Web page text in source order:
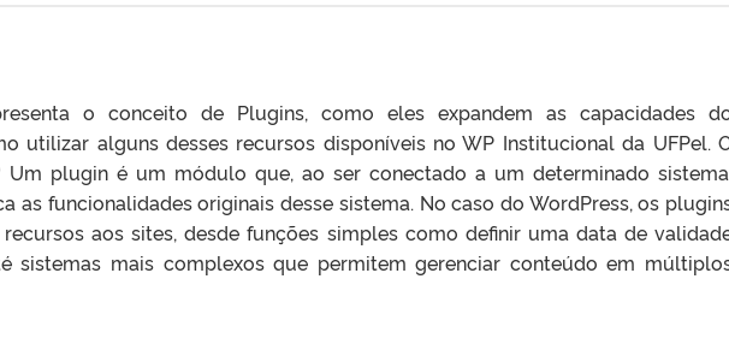
o conceito de Plugins, como eles expandem as capacidades
utilizar alguns desses recursos disponíveis no WP Institucional da UFPel.
Um plugin é um módulo que, ao ser conectado a um determinado
as funcionalidades originais desse sistema. No caso do WordPress, os
aos sites, desde funções simples como definir uma data de
sistemas mais complexos que permitem gerenciar conteúdo em